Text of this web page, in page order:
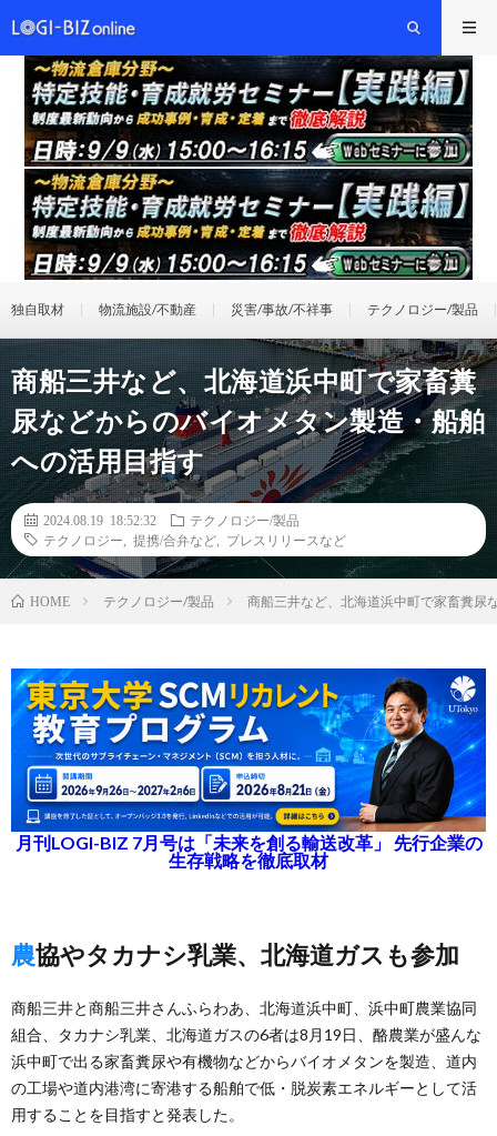
独自取材 物流施設/不動産 災害/事故/不祥事 テクノロジー/製品
商船三井など、北海道浜中町で家畜糞
尿などからのバイオメタン製造・船舶
への活用目指す
2024.08.19 18:52:32
テクノロジー/製品
テクノロジー
提携/合弁など プレスリリースなど
HOME テクノロジー/製品 商船三井など、北海道浜中町で家畜糞尿
月刊LOGI-BIZ 7月号は「未来を創る輸送改革」 先行企業の
生存戦略を徹底取材
農協やタカナシ乳業、北海道ガスも参加
商船三井と商船三井さんふらわあ、北海道浜中町、浜中町農業協同
組合、タカナシ乳業、北海道ガスの6者は8月19日、酪農業が盛んな
浜中町で出る家畜糞尿や有機物などからバイオメタンを製造、道内
の工場や道内港湾に寄港する船舶で低・脱炭素エネルギーとして活
用することを目指すと発表した。